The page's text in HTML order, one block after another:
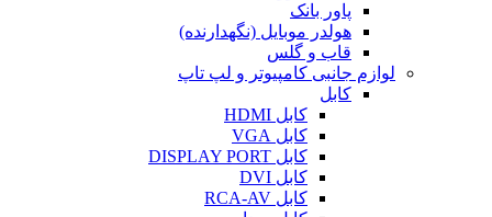
پاور بانک
هولدر موبایل (نگهدارنده)
قاب و گلس
لوازم جانبی کامپیوتر و لپ تاپ
کابل
کابل HDMI
کابل VGA
کابل DISPLAY PORT
کابل DVI
کابل RCA-AV